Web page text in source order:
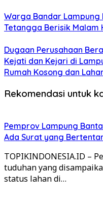
Warga Bandar Lampung
Tetangga Berisik Malam
Dugaan Perusahaan
Kejati dan Kejari di
Rumah Kosong dan
Rekomendasi untuk
Pemprov Lampung
Ada Surat yang
TOPIKINDONESIA.ID –
tuduhan yang
status lahan di…